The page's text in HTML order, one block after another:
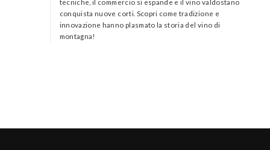
tecniche, il commercio si espande e il vino valdostano
conquista nuove corti. Scopri come tradizione e
innovazione hanno plasmato la storia del vino di
montagna!